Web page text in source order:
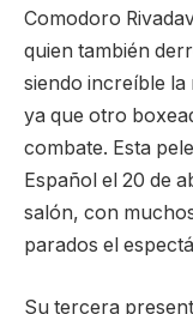
Comodoro
quien también
siendo increíble la
ya que otro
combate. Esta
Español el 20 de
salón, con
parados el
Su tercera